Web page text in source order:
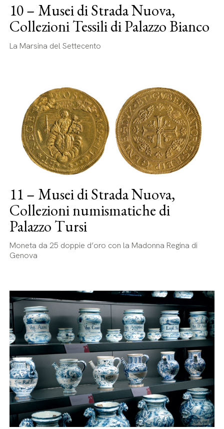
10 – Musei di Strada Nuova,
Collezioni Tessili di Palazzo Bianco
La Marsina del Settecento
11 – Musei di Strada Nuova,
Collezioni numismatiche di
Palazzo Tursi
Moneta da 25 doppie d’oro con la Madonna Regina di
Genova